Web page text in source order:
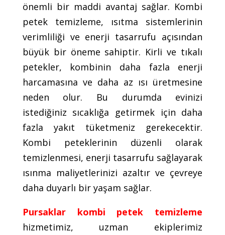
önemli bir maddi avantaj sağlar. Kombi
petek temizleme, ısıtma sistemlerinin
verimliliği ve enerji tasarrufu açısından
büyük bir öneme sahiptir. Kirli ve tıkalı
petekler, kombinin daha fazla enerji
harcamasına ve daha az ısı üretmesine
neden olur. Bu durumda evinizi
istediğiniz sıcaklığa getirmek için daha
fazla yakıt tüketmeniz gerekecektir.
Kombi peteklerinin düzenli olarak
temizlenmesi, enerji tasarrufu sağlayarak
ısınma maliyetlerinizi azaltır ve çevreye
daha duyarlı bir yaşam sağlar.
Pursaklar kombi petek temizleme
hizmetimiz, uzman ekiplerimiz